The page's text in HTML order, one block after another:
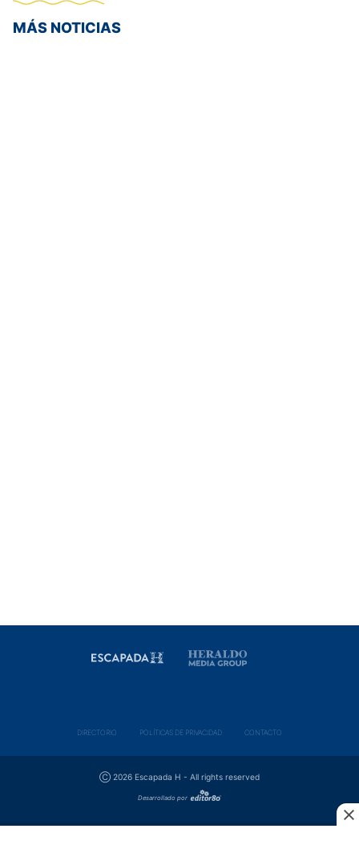
MÁS NOTICIAS
DIRECTORIO POLÍ­TICAS DE PRIVACIDAD CONTACTO
Ⓒ 2026 Escapada H - All rights reserved
Desarrollado por